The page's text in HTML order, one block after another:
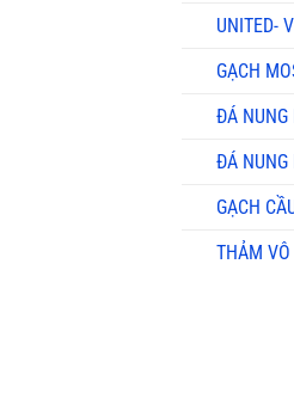
UNITED-
GẠCH
ĐÁ NUNG
ĐÁ NUNG
GẠCH
THẢM VÔ